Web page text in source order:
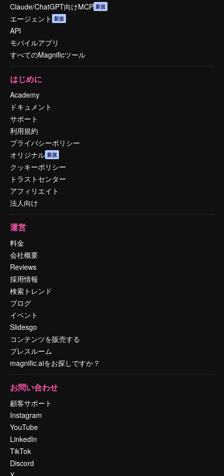
Claude/ChatGPT向けMCP 新規
エージェント 新規
API
モバイルアプリ
すべてのMagnificツール
はじめに
Academy
ドキュメント
サポート
利用規約
プライバシーポリシー
オリジナル 新規
クッキーポリシー
トラストセンター
アフィリエイト
法人向け
運営
料金
会社概要
Reviews
採用情報
検索トレンド
ブログ
イベント
Slidesgo
コンテンツを販売する
プレスルーム
magnific.aiをお探しですか？
お問い合わせ
顧客サポート
Instagram
YouTube
LinkedIn
TikTok
Discord